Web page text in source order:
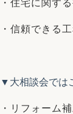
・住宅に関す
・信頼できる
▼大相談会では
・リフォーム